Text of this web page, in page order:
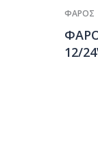
ΦΑΡΟΣ
12/